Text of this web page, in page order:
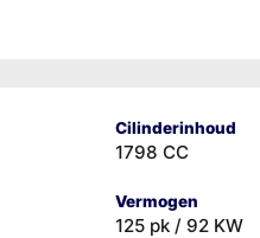
Cilinderinhoud
1798 CC
Vermogen
125 pk / 92 KW